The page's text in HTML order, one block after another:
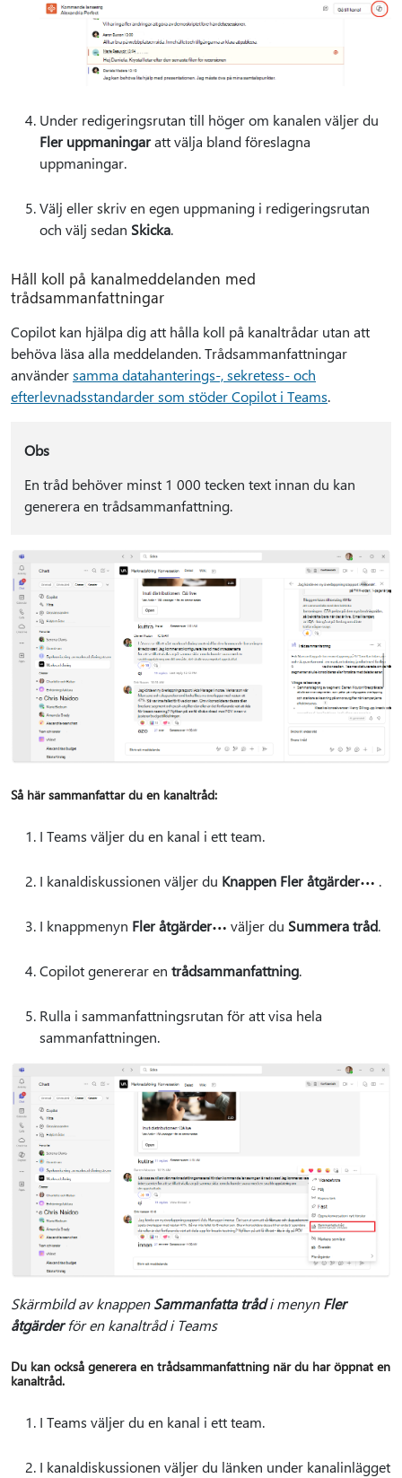
Under redigeringsrutan till höger om kanalen väljer du
Fler uppmaningaratt välja bland föreslagna
uppmaningar.
Välj eller skriv en egen uppmaning i redigeringsrutan
och välj sedan Skicka.
Håll koll på kanalmeddelanden med
trådsammanfattningar
Copilot kan hjälpa dig att hålla koll på kanaltrådar utan att
behöva läsa alla meddelanden. Trådsammanfattningar
användersamma datahanterings-, sekretess- och
efterlevnadsstandarder som stöder Copilot i Teams.
Obs
En tråd behöver minst 1 000 tecken text innan du kan
generera en trådsammanfattning.
Så här sammanfattar du en kanaltråd:
I Teams väljer du en kanal i ett team.
I kanaldiskussionen väljer du Knappen Fler åtgärder .
I knappmenyn Fler åtgärder väljer du Summera tråd.
Copilot genererar en trådsammanfattning.
Rulla i sammanfattningsrutan för att visa hela
sammanfattningen.
Skärmbild av knappenSammanfatta trådi menynFler
åtgärderför en kanaltråd i Teams
Du kan också generera en trådsammanfattning när du har öppnat en
kanaltråd.
I Teams väljer du en kanal i ett team.
I kanaldiskussionen väljer du länken under kanalinlägget